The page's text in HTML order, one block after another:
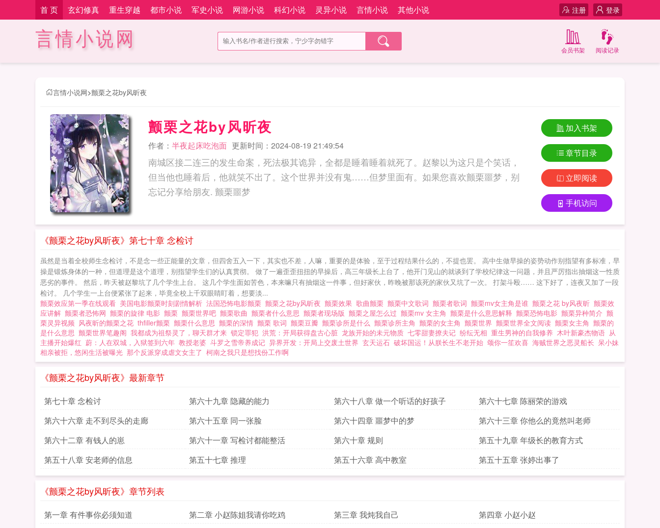
首 页 玄幻修真 重生穿越 都市小说 军史小说 网游小说 科幻小说 灵异小说 言情小说 其他小说 登录
注册
言情小说网 阅读记录
会员书架
言情小说网>颤栗之花by风昕夜
颤栗之花by风昕夜
作者： 半夜起床吃泡面 更新时间：2024-08-19 21:49:54
南城区接二连三的发生命案，死法极其诡异，全都是睡着睡着就死了。赵黎以为这只是个笑话，
但当他也睡着后，他就笑不出了。这个世界并没有鬼……但梦里面有。如果您喜欢颤栗噩梦，别
忘记分享给朋友. 颤栗噩梦
加入书架
章节目录
立即阅读
手机访问
《颤栗之花by风昕夜》第七十章 念检讨
虽然是当着全校师生念检讨，不是念一些正能量的文章，但四舍五入一下，其实也不差，人嘛，重要的是体验，至于过程结果什么的，不提也罢。 高中生做早操的姿势动作别指望有多标准，早
操是锻炼身体的一种，但道理是这个道理，别指望学生们的认真贯彻。 做了一遍歪歪扭扭的早操后，高三年级长上台了，他开门见山的就谈到了学校纪律这一问题，并且严厉指出抽烟这一性质
恶劣的事件。 然后，昨天被赵黎坑了几个学生上台。 这几个学生面如苦色，本来嘛只有抽烟这一件事，但好家伙，昨晚被那该死的家伙又坑了一次。 打架斗殴…… 这下好了，连夜又加了一段
检讨。 几个学生一上台便紧张了起来，毕竟全校上千双眼睛盯着，想要淡...
颤栗效应第一季在线观看 美国电影颤栗时刻剧情解析 法国恐怖电影颤栗 颤栗之花by风昕夜 颤栗效果 歌曲颤栗 颤栗中文歌词 颤栗者歌词 颤栗mv女主角是谁 颤栗之花 by风夜昕 颤栗效
应讲解 颤栗者恐怖网 颤栗的旋律 电影 颤栗 颤栗世界吧 颤栗歌曲 颤栗者什么意思 颤栗者现场版 颤栗之屋怎么过 颤栗mv 女主角 颤栗是什么意思解释 颤栗恐怖电影 颤栗异种简介 颤
栗灵异视频 风夜昕的颤栗之花 thfiller颤栗 颤栗什么意思 颤栗的深情 颤栗 歌词 颤栗豆瓣 颤栗诊所是什么 颤栗诊所主角 颤栗的女主角 颤栗世界 颤栗世界全文阅读 颤栗女主角 颤栗的
是什么意思 颤栗世界笔趣阁 我都成为祖祭灵了，聊天群才来 锁定罪犯 洪荒：开局获得盘古心脏 龙族开始的未元物质 七零甜妻撩夫记 纷纭无相 重生男神的自我修养 木叶新豪杰物语 从
主播开始爆红 蔚：人在双城，入狱签到六年 教授老婆 斗罗之雪帝养成记 异界开发：开局上交废土世界 玄天运石 破坏国运！从朕长生不老开始 颂你一笙欢喜 海贼世界之恶灵船长 呆小妹
相亲被拒，悠闲生活被曝光 那个反派穿成虐文女主了 柯南之我只是想找份工作啊
《颤栗之花by风昕夜》最新章节
第七十章 念检讨 第六十九章 隐藏的能力 第六十八章 做一个听话的好孩子
第六十七章 陈丽荣的游戏
第六十六章 走不到尽头的走廊
第六十五章 同一张脸 第六十四章 噩梦中的梦
第六十三章 你他么的竟然叫老师
第六十二章 有钱人的崽
第六十一章 写检讨都能整活 第六十章 规则
第五十九章 年级长的教育方式
第五十八章 安老师的信息
第五十七章 推理 第五十六章 高中教室 第五十五章 张婷出事了
《颤栗之花by风昕夜》章节列表
第一章 有件事你必须知道 第二章 小赵陈姐我请你吃鸡 第三章 我炖我自己
第四章 小赵小赵